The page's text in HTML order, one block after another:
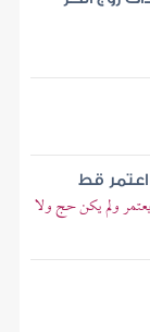
اعتمر قط
ولم يكن حج ولا